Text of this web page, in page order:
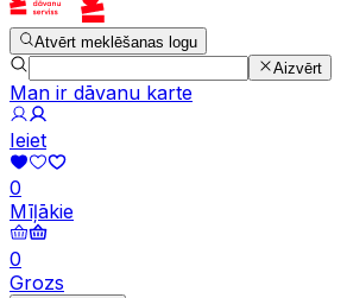
Atvērt meklēšanas logu
Aizvērt
Man ir dāvanu karte
Ieiet
0
Mīļākie
0
Grozs